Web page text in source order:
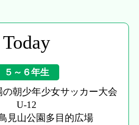
Today
５～６年生
朝少年少女サッカー大会
U-12
山公園多目的広場